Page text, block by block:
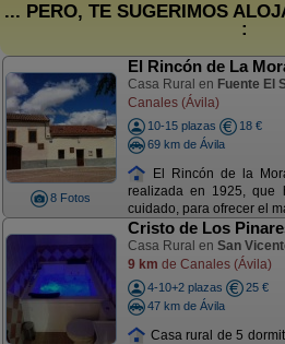
... PERO, TE SUGERIMOS
:
8 Fotos
El Rincón de La
Casa Rural en Fuente El
Canales (Ávila)
10-15 plazas
18 €
69 km de Ávila
El Rincón de la
realizada en 1925, que
cuidado, para ofrecer el
Cristo de Los
Casa Rural en San
9 km de Canales (Ávila)
4-10+2 plazas
25 €
47 km de Ávila
Casa rural de 5